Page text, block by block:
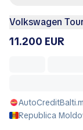
Volkswagen
11.200 EUR
Republica